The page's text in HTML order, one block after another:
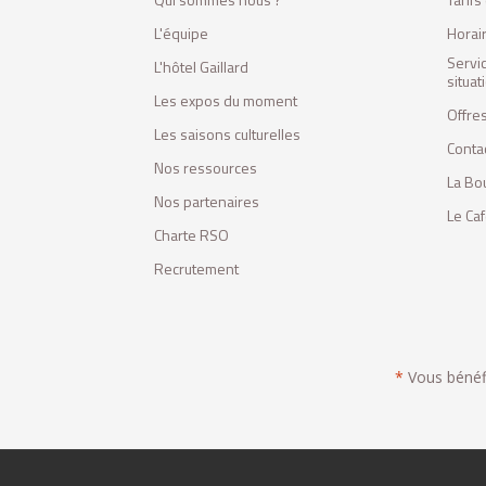
L'équipe
L'hôtel Gaillard
Les expos du moment
Les saisons culturelles
Nos ressources
Nos partenaires
Charte RSO
Recrutement
La
Le
* Vous